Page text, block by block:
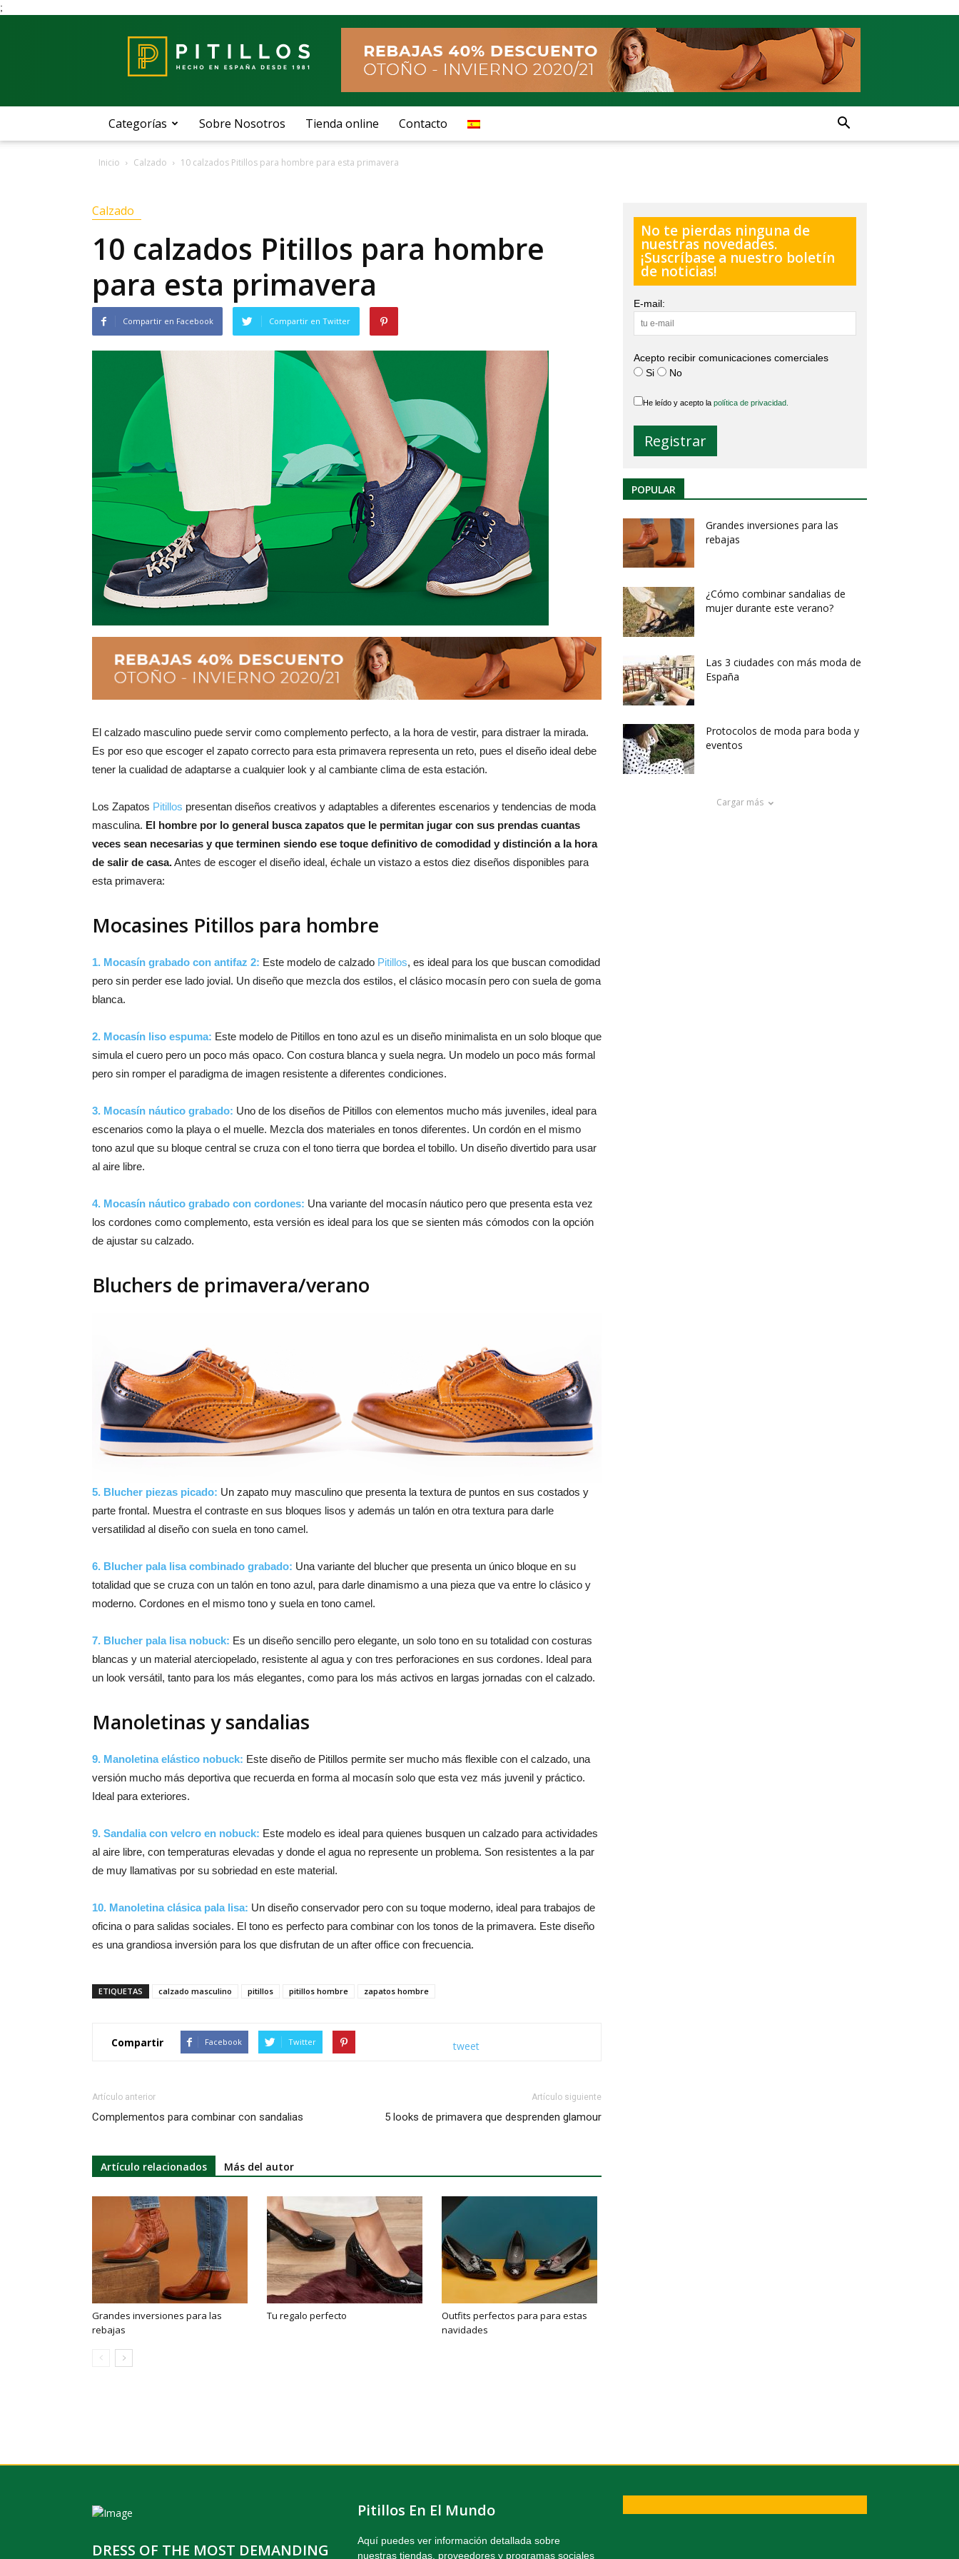
;
Pitillos
Categorías Sobre Nosotros Tienda online Contacto
Inicio Calzado 10 calzados Pitillos para hombre para esta primavera
Calzado
10 calzados Pitillos para hombre
para esta primavera
Compartir en Facebook Compartir en Twitter
El calzado masculino puede servir como complemento perfecto, a la hora de vestir, para distraer la mirada.
Es por eso que escoger el zapato correcto para esta primavera representa un reto, pues el diseño ideal debe
tener la cualidad de adaptarse a cualquier look y al cambiante clima de esta estación.
Los Zapatos Pitillos presentan diseños creativos y adaptables a diferentes escenarios y tendencias de moda
masculina. El hombre por lo general busca zapatos que le permitan jugar con sus prendas cuantas
veces sean necesarias y que terminen siendo ese toque definitivo de comodidad y distinción a la hora
de salir de casa.Antes de escoger el diseño ideal, échale un vistazo a estos diez diseños disponibles para
esta primavera:
Mocasines Pitillos para hombre
1. Mocasín grabado con antifaz 2: Este modelo de calzado Pitillos, es ideal para los que buscan comodidad
pero sin perder ese lado jovial. Un diseño que mezcla dos estilos, el clásico mocasín pero con suela de goma
blanca.
2. Mocasín liso espuma: Este modelo de Pitillos en tono azul es un diseño minimalista en un solo bloque que
simula el cuero pero un poco más opaco. Con costura blanca y suela negra. Un modelo un poco más formal
pero sin romper el paradigma de imagen resistente a diferentes condiciones.
3. Mocasín náutico grabado: Uno de los diseños de Pitillos con elementos mucho más juveniles, ideal para
escenarios como la playa o el muelle. Mezcla dos materiales en tonos diferentes. Un cordón en el mismo
tono azul que su bloque central se cruza con el tono tierra que bordea el tobillo. Un diseño divertido para usar
al aire libre.
4. Mocasín náutico grabado con cordones: Una variante del mocasín náutico pero que presenta esta vez
los cordones como complemento, esta versión es ideal para los que se sienten más cómodos con la opción
de ajustar su calzado.
Bluchers de primavera/verano
5. Blucher piezas picado: Un zapato muy masculino que presenta la textura de puntos en sus costados y
parte frontal. Muestra el contraste en sus bloques lisos y además un talón en otra textura para darle
versatilidad al diseño con suela en tono camel.
6. Blucher pala lisa combinado grabado: Una variante del blucher que presenta un único bloque en su
totalidad que se cruza con un talón en tono azul, para darle dinamismo a una pieza que va entre lo clásico y
moderno. Cordones en el mismo tono y suela en tono camel.
7. Blucher pala lisa nobuck: Es un diseño sencillo pero elegante, un solo tono en su totalidad con costuras
blancas y un material aterciopelado, resistente al agua y con tres perforaciones en sus cordones. Ideal para
un look versátil, tanto para los más elegantes, como para los más activos en largas jornadas con el calzado.
Manoletinas y sandalias
9. Manoletina elástico nobuck: Este diseño de Pitillos permite ser mucho más flexible con el calzado, una
versión mucho más deportiva que recuerda en forma al mocasín solo que esta vez más juvenil y práctico.
Ideal para exteriores.
9. Sandalia con velcro en nobuck: Este modelo es ideal para quienes busquen un calzado para actividades
al aire libre, con temperaturas elevadas y donde el agua no represente un problema. Son resistentes a la par
de muy llamativas por su sobriedad en este material.
10. Manoletina clásica pala lisa: Un diseño conservador pero con su toque moderno, ideal para trabajos de
oficina o para salidas sociales. El tono es perfecto para combinar con los tonos de la primavera. Este diseño
es una grandiosa inversión para los que disfrutan de un after office con frecuencia.
ETIQUETAS calzado masculino pitillos pitillos hombre zapatos hombre
Compartir Facebook Twitter tweet
Artículo anterior
Complementos para combinar con sandalias
Artículo siguiente
5 looks de primavera que desprenden glamour
Artículo relacionados Más del autor
Grandes inversiones para las
rebajas
Tu regalo perfecto
Outfits perfectos para para estas
navidades
No te pierdas ninguna de
nuestras novedades.
¡Suscríbase a nuestro boletín
de noticias!
E-mail:
Acepto recibir comunicaciones comerciales
Si
No
He leído y acepto la política de privacidad.
POPULAR
Grandes inversiones para las
rebajas
¿Cómo combinar sandalias de
mujer durante este verano?
Las 3 ciudades con más moda de
España
Protocolos de moda para boda y
eventos
Cargar más
DRESS OF THE MOST DEMANDING
Pitillos En El Mundo
Aquí puedes ver información detallada sobre
nuestras tiendas, proveedores y programas sociales